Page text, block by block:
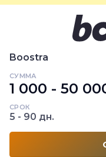
Boostra
СУММА
1 000 - 50
СРОК
5 - 90 дн.